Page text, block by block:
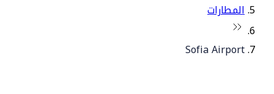
المطارات
Sofia Airport